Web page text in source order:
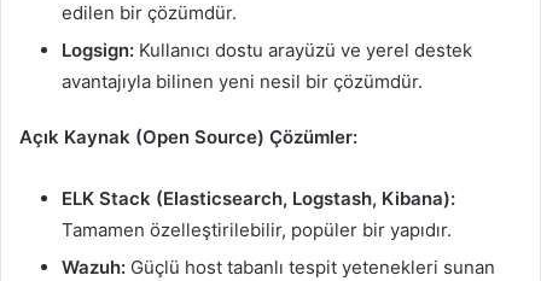
edilen bir çözümdür.
Logsign: Kullanıcı dostu arayüzü ve yerel destek
avantajıyla bilinen yeni nesil bir çözümdür.
Açık Kaynak (Open Source) Çözümler:
ELK Stack (Elasticsearch, Logstash, Kibana):
Tamamen özelleştirilebilir, popüler bir yapıdır.
Wazuh: Güçlü host tabanlı tespit yetenekleri sunan